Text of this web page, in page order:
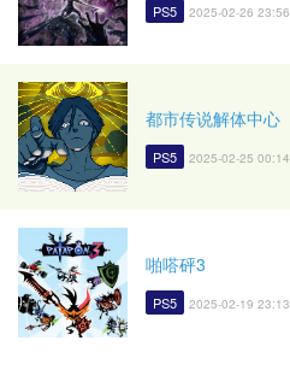
PS5 2025-02-26 23:56
都市传说解体中心
PS5 2025-02-25 00:14
啪嗒砰3
PS5 2025-02-19 23:13